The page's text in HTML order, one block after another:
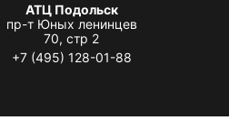
АТЦ Подольск
пр-т Юных ленинцев
70, стр 2
+7 (495) 128-01-88